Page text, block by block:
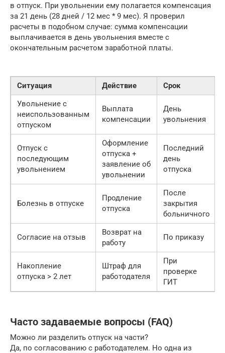
в отпуск. При увольнении ему полагается компенсация
за 21 день (28 дней / 12 мес * 9 мес). Я проверил
расчеты в подобном случае: сумма компенсации
выплачивается в день увольнения вместе с
окончательным расчетом заработной платы.
Ситуация Действие Срок
Увольнение с
неиспользованным
отпуском
Выплата
компенсации
День
увольнения
Отпуск с
последующим
увольнением
Оформление
отпуска +
заявление об
увольнении
Последний
день
отпуска
Болезнь в отпуске
Продление
отпуска
После
закрытия
больничного
Согласие на отзыв
Возврат на
работу
По приказу
Накопление
отпуска > 2 лет
Штраф для
работодателя
При
проверке
ГИТ
Часто задаваемые вопросы (FAQ)
Можно ли разделить отпуск на части?
Да, по согласованию с работодателем. Но одна из